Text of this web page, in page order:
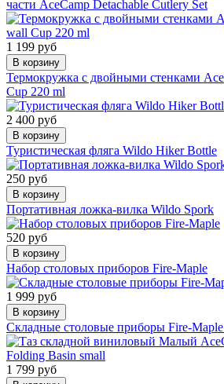
части AceCamp Detachable Cutlery Set
1 199 руб
В корзину
Термокружка с двойными стенками
Cup 220 ml
2 400 руб
В корзину
Туристическая фляга Wildo Hiker Bottle
250 руб
В корзину
Портативная ложка-вилка Wildo Spork
520 руб
В корзину
Набор столовых приборов Fire-Maple
1 999 руб
В корзину
Складные столовые приборы Fire-
1 799 руб